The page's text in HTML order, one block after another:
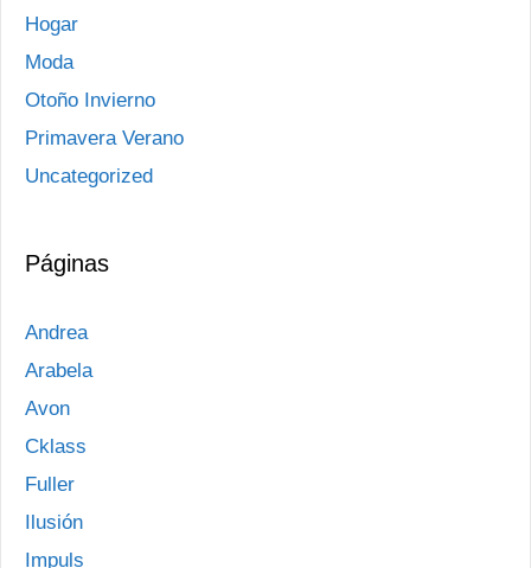
Hogar
Moda
Otoño Invierno
Primavera Verano
Uncategorized
Páginas
Andrea
Arabela
Avon
Cklass
Fuller
Ilusión
Impuls